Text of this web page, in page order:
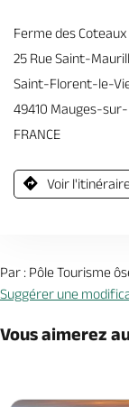
Ferme des Coteaux
25 Rue Saint-
Saint-Florent-le-
49410 Mauges-
FRANCE
Voir
Par : Pôle Tourisme
Suggérer une
Vous aimerez